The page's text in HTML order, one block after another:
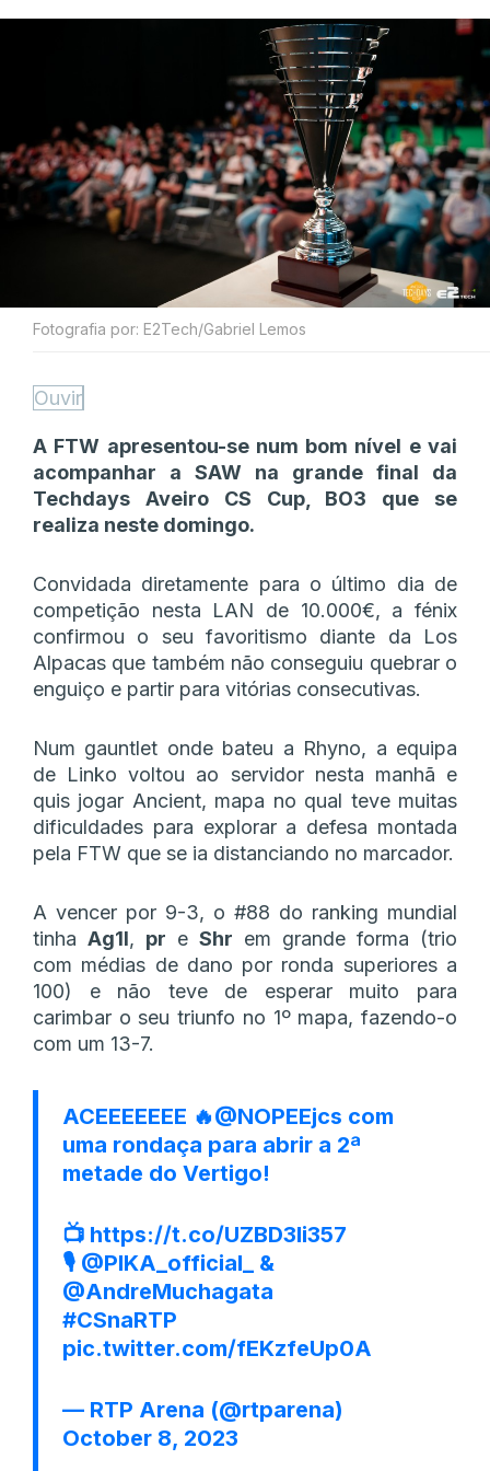
Fotografia por: E2Tech/Gabriel Lemos
Ouvir
A FTW apresentou-se num bom nível e vai
acompanhar a SAW na grande final da
Techdays Aveiro CS Cup, BO3 que se
realiza neste domingo.
Convidada diretamente para o último dia de
competição nesta LAN de 10.000€, a fénix
confirmou o seu favoritismo diante da Los
Alpacas que também não conseguiu quebrar o
enguiço e partir para vitórias consecutivas.
Num gauntlet onde bateu a Rhyno, a equipa
de Linko voltou ao servidor nesta manhã e
quis jogar Ancient, mapa no qual teve muitas
dificuldades para explorar a defesa montada
pela FTW que se ia distanciando no marcador.
A vencer por 9-3, o #88 do ranking mundial
tinha Ag1l, pr e Shr em grande forma (trio
com médias de dano por ronda superiores a
100) e não teve de esperar muito para
carimbar o seu triunfo no 1º mapa, fazendo-o
com um 13-7.
ACEEEEEEE 🔥@NOPEEjcs com
uma rondaça para abrir a 2ª
metade do Vertigo!
📺 https://t.co/UZBD3Ii357
🎙️ @PIKA_official_
&
@AndreMuchagata
#CSnaRTP
pic.twitter.com/fEKzfeUp0A
— RTP Arena (@rtparena)
October 8, 2023